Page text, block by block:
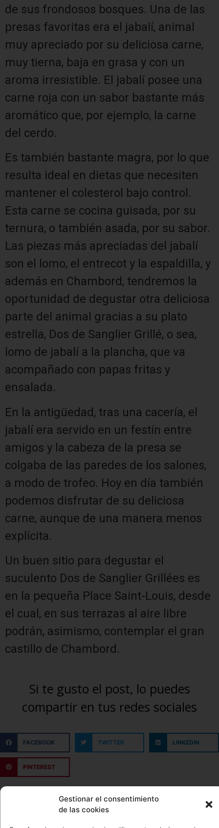
Gestionar el consentimiento
de las cookies
de sus frondosos bosques. Una de las
presas favoritas era el jabalí, animal
muy apreciado por su deliciosa carne,
muy tierna, baja en grasa y con un
aroma irresistible. El jabalí posee una
carne roja con un sabor bastante más
aromático que, por ejemplo, la carne
del cerdo.
Es también bastante magra, por lo que
resulta ideal en dietas que necesiten
mantener el colesterol bajo control.
Esta carne se cocina guisada, por su
ternura, o también asada, por su sabor.
Las piezas más apreciadas del jabalí
son el lomo, el entrecot y la espaldilla, y
además en Chambord, tendremos la
oportunidad de degustar otra deliciosa
parte del animal gracias a su plato
estrella, Dos de Sanglier Grillé, o sea,
lomo de jabalí a la plancha, que va
acompañado con papas fritas y
ensalada.
En la antigüedad, tras una cacería, el
jabalí era servido en un festín entre
amigos y la cabeza de la presa se
colgaba de las paredes de los salones,
a modo de trofeo. Hoy en día también
podemos disfrutar de su deliciosa
carne, aunque de una manera menos
explícita.
Un buen sitio para degustar el
suculento Dos de Sanglier Grillées es
en la pequeña Place Saint-Louis, desde
el cual, en sus terrazas al aire libre
podrán, asimismo, contemplar el gran
castillo de Chambord.
Si te gusto el post, lo puedes
compartir en tus redes sociales
FACEBOOK TWITTER LINKEDIN
PINTEREST